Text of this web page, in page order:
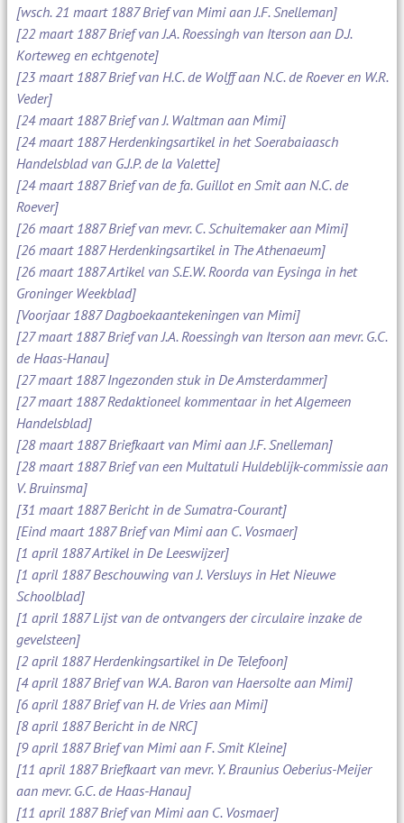
[wsch. 21 maart 1887 Brief van Mimi aan J.F. Snelleman]
[22 maart 1887 Brief van J.A. Roessingh van Iterson aan D.J.
Korteweg en echtgenote]
[23 maart 1887 Brief van H.C. de Wolff aan N.C. de Roever en W.R.
Veder]
[24 maart 1887 Brief van J. Waltman aan Mimi]
[24 maart 1887 Herdenkingsartikel in het Soerabaiaasch
Handelsblad van G.J.P. de la Valette]
[24 maart 1887 Brief van de fa. Guillot en Smit aan N.C. de
Roever]
[26 maart 1887 Brief van mevr. C. Schuitemaker aan Mimi]
[26 maart 1887 Herdenkingsartikel in The Athenaeum]
[26 maart 1887 Artikel van S.E.W. Roorda van Eysinga in het
Groninger Weekblad]
[Voorjaar 1887 Dagboekaantekeningen van Mimi]
[27 maart 1887 Brief van J.A. Roessingh van Iterson aan mevr. G.C.
de Haas-Hanau]
[27 maart 1887 Ingezonden stuk in De Amsterdammer]
[27 maart 1887 Redaktioneel kommentaar in het Algemeen
Handelsblad]
[28 maart 1887 Briefkaart van Mimi aan J.F. Snelleman]
[28 maart 1887 Brief van een Multatuli Huldeblijk-commissie aan
V. Bruinsma]
[31 maart 1887 Bericht in de Sumatra-Courant]
[Eind maart 1887 Brief van Mimi aan C. Vosmaer]
[1 april 1887 Artikel in De Leeswijzer]
[1 april 1887 Beschouwing van J. Versluys in Het Nieuwe
Schoolblad]
[1 april 1887 Lijst van de ontvangers der circulaire inzake de
gevelsteen]
[2 april 1887 Herdenkingsartikel in De Telefoon]
[4 april 1887 Brief van W.A. Baron van Haersolte aan Mimi]
[6 april 1887 Brief van H. de Vries aan Mimi]
[8 april 1887 Bericht in de NRC]
[9 april 1887 Brief van Mimi aan F. Smit Kleine]
[11 april 1887 Briefkaart van mevr. Y. Braunius Oeberius-Meijer
aan mevr. G.C. de Haas-Hanau]
[11 april 1887 Brief van Mimi aan C. Vosmaer]